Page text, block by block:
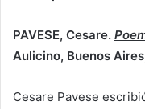
PAVESE, Cesare.
Aulicino, Buenos
Cesare Pavese